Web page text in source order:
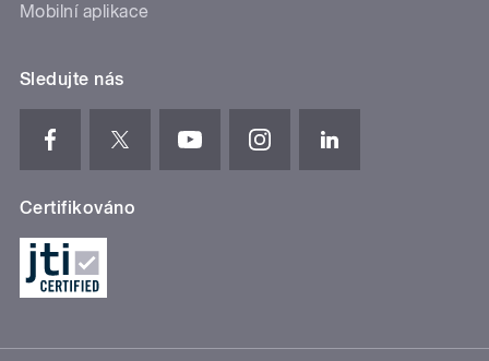
Mobilní aplikace
Sledujte nás
Certifikováno